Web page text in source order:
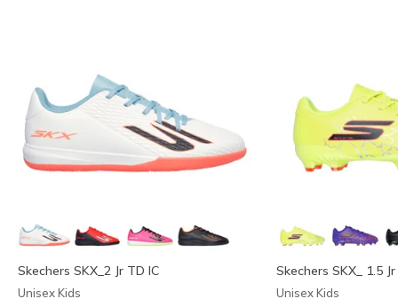
Skechers SKX_2 Jr TD IC
Unisex Kids
Skechers SKX_ 1.5 Jr
Unisex Kids